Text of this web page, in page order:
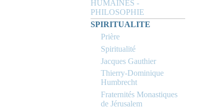
HUMAINES -
PHILOSOPHIE
SPIRITUALITE
Prière
Spiritualité
Jacques Gauthier
Thierry-Dominique
Humbrecht
Fraternités Monastiques
de Jérusalem